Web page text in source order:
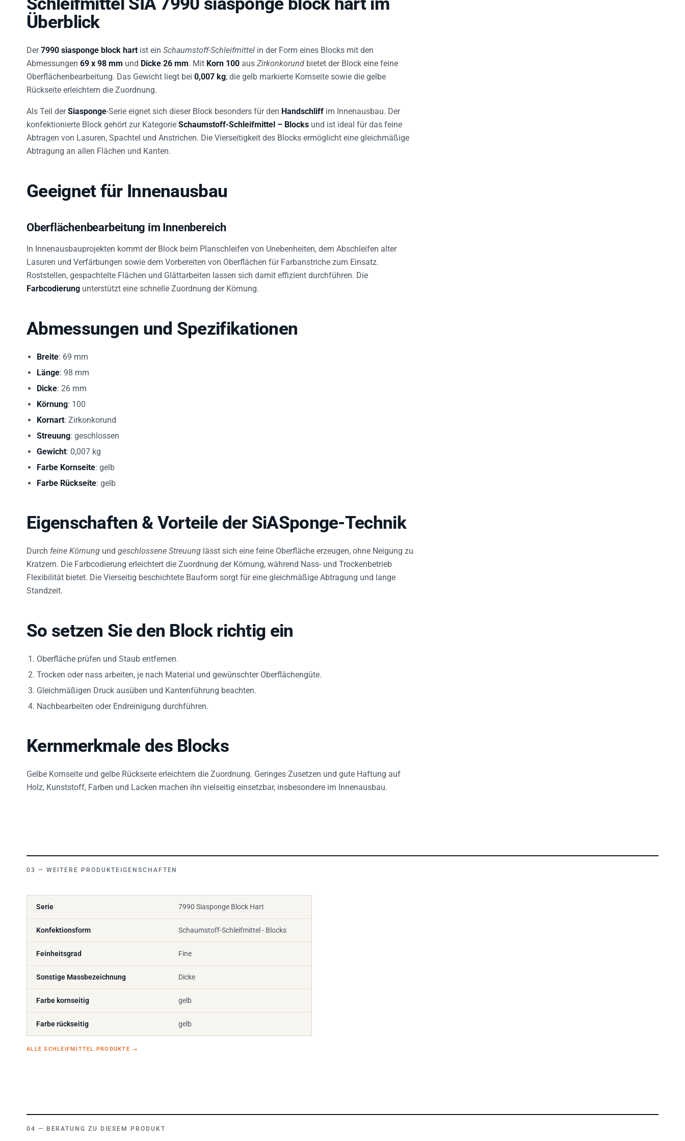
Überblick
Der7990 siasponge block hart ist ein Schaumstoff-Schleifmittel in der Form eines Blocks mit den
Abmessungen 69 x 98 mm und Dicke 26 mm . Mit Korn 100 aus Zirkonkorund bietet der Block eine feine
Oberflächenbearbeitung. Das Gewicht liegt bei 0,007 kg; die gelb markierte Kornseite sowie die gelbe
Rückseite erleichtern die Zuordnung.
Als Teil der Siasponge -Serie eignet sich dieser Block besonders für den Handschliff im Innenausbau. Der
konfektionierte Block gehört zur Kategorie Schaumstoff-Schleifmittel – Blocks und ist ideal für das feine
Abtragen von Lasuren, Spachtel und Anstrichen. Die Vierseitigkeit des Blocks ermöglicht eine gleichmäßige
Abtragung an allen Flächen und Kanten.
Geeignet für Innenausbau
Oberflächenbearbeitung im Innenbereich
In Innenausbauprojekten kommt der Block beim Planschleifen von Unebenheiten, dem Abschleifen alter
Lasuren und Verfärbungen sowie dem Vorbereiten von Oberflächen für Farbanstriche zum Einsatz.
Roststellen, gespachtelte Flächen und Glättarbeiten lassen sich damit effizient durchführen. Die
Farbcodierung unterstützt eine schnelle Zuordnung der Körnung.
Abmessungen und Spezifikationen
Breite: 69 mm
Länge: 98 mm
Dicke: 26 mm
Körnung: 100
Kornart: Zirkonkorund
Streuung: geschlossen
Gewicht: 0,007 kg
Farbe Kornseite: gelb
Farbe Rückseite: gelb
Eigenschaften & Vorteile der SiASponge-Technik
Durch feine Körnung und geschlossene Streuung lässt sich eine feine Oberfläche erzeugen, ohne Neigung zu
Kratzern. Die Farbcodierung erleichtert die Zuordnung der Körnung, während Nass- und Trockenbetrieb
Flexibilität bietet. Die Vierseitig beschichtete Bauform sorgt für eine gleichmäßige Abtragung und lange
Standzeit.
So setzen Sie den Block richtig ein
Oberfläche prüfen und Staub entfernen.
Trocken oder nass arbeiten, je nach Material und gewünschter Oberflächengüte.
Gleichmäßigen Druck ausüben und Kantenführung beachten.
Nachbearbeiten oder Endreinigung durchführen.
Kernmerkmale des Blocks
Gelbe Kornseite und gelbe Rückseite erleichtern die Zuordnung. Geringes Zusetzen und gute Haftung auf
Holz, Kunststoff, Farben und Lacken machen ihn vielseitig einsetzbar, insbesondere im Innenausbau.
WEITERE PRODUKTEIGENSCHAFTEN
Serie 7990 Siasponge Block Hart
Konfektionsform Schaumstoff-Schleifmittel - Blocks
Feinheitsgrad Fine
Sonstige Massbezeichnung Dicke
Farbe kornseitig gelb
Farbe rückseitig gelb
BERATUNG ZU DIESEM PRODUKT